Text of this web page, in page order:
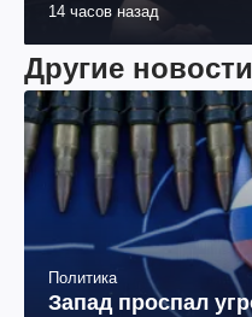
14 часов назад
Другие новости
Политика
Запад проспал